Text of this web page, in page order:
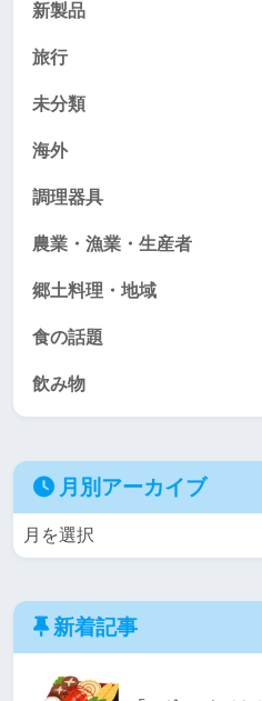
新製品
旅行
未分類
海外
調理器具
農業・漁業・生産者
郷土料理・地域
食の話題
飲み物
月別アーカイブ
新着記事